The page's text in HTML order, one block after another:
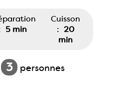
5 min
Cuisson
: 20
min
3 personnes